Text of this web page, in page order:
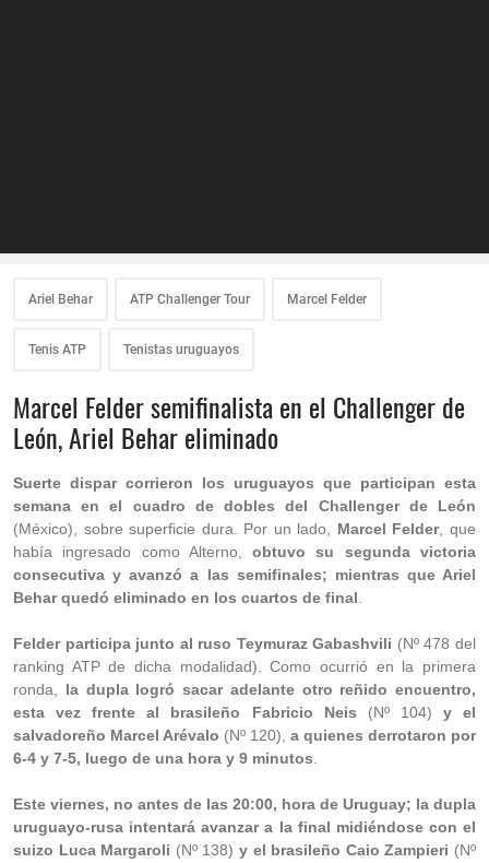
Ariel Behar ATP Challenger Tour Marcel Felder
Tenis ATP Tenistas uruguayos
Marcel Felder semifinalista en el Challenger de
León, Ariel Behar eliminado
Suerte dispar corrieron los uruguayos que participan esta
semana en el cuadro de dobles del Challenger de León
(México), sobre superficie dura. Por un lado, Marcel Felder, que
había ingresado como Alterno,obtuvo su segunda victoria
consecutiva y avanzó a las semifinales; mientras que Ariel
Behar quedó eliminado en los cuartos de final
Felder participa junto al ruso Teymuraz Gabashvili (Nº 478 del
ranking ATP de dicha modalidad). Como ocurrió en la primera
ronda, la dupla logró sacar adelante otro reñido encuentro,
esta vez frente al brasileño Fabricio Neis (Nº 104) y el
salvadoreño Marcel Arévalo (Nº 120), a quienes derrotaron por
6-4 y 7-5, luego de una hora y 9 minutos
Este viernes, no antes de las 20:00, hora de Uruguay; la dupla
uruguayo-rusa intentará avanzar a la final midiéndose con el
suizo Luca Margaroli (Nº 138)y el brasileño Caio Zampieri (Nº